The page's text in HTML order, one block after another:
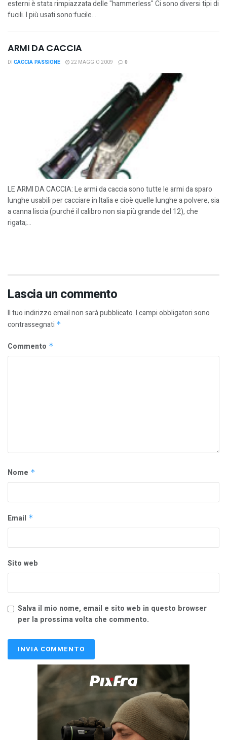
esterni è stata rimpiazzata delle "hammerless" Ci sono diversi tipi di
fucili. I più usati sono:fucile...
ARMI DA CACCIA
DI CACCIA PASSIONE 22 MAGGIO 2009 0
LE ARMI DA CACCIA: Le armi da caccia sono tutte le armi da sparo
lunghe usabili per cacciare in Italia e cioè quelle lunghe a polvere, sia
a canna liscia (purché il calibro non sia più grande del 12), che
rigata;...
Lascia un commento
Il tuo indirizzo email non sarà pubblicato.I campi obbligatori sono
contrassegnati *
Commento *
Nome *
Email *
Sito web
Salva il mio nome, email e sito web in questo browser
per la prossima volta che commento.